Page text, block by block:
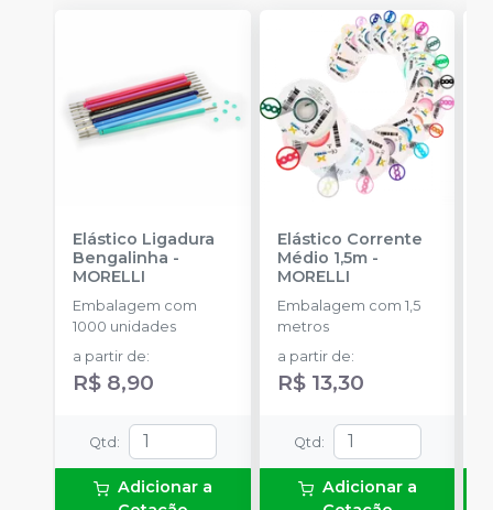
Elástico Ligadura
Bengalinha -
MORELLI
Embalagem com
1000 unidades
a partir de:
R$ 8,90
Qtd :
Adicionar a
Elástico Corrente
Médio 1,5m-
MORELLI
Embalagem com 1,5
metros
a partir de:
R$ 13,30
Qtd :
Adicionar a